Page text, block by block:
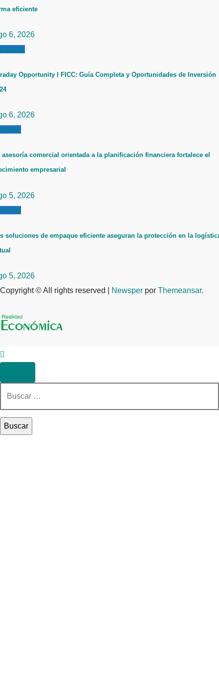
eficiente
6, 2026
Opportunity I FICC: Guía Completa y Oportunidades de Inversión
6, 2026
asesoría comercial orientada a la planificación financiera fortalece el
empresarial
5, 2026
soluciones de empaque eficiente aseguran la protección en la
5, 2026
Copyright © All rights reserved
Newsper por Themeansar.